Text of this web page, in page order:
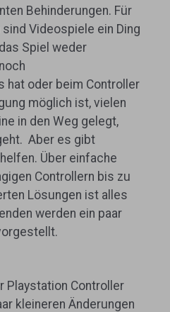
Behinderungen. Für
Videospiele ein Ding
Spiel weder
hat oder beim Controller
möglich ist, vielen
in den Weg gelegt,
Aber es gibt
Über einfache
Controllern bis zu
Lösungen ist alles
werden ein paar
Playstation Controller
kleineren Änderungen